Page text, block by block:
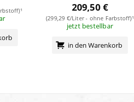
209,50 €
(299,29 €/Liter - ohne Farbstoff)¹
jetzt bestellbar
in den Warenkorb